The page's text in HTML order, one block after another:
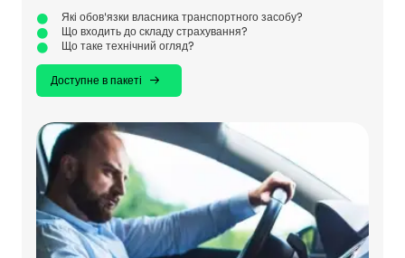
Які обов'язки власника транспортного засобу?
Що входить до складу страхування?
Що таке технічний огляд?
Доступне в пакеті